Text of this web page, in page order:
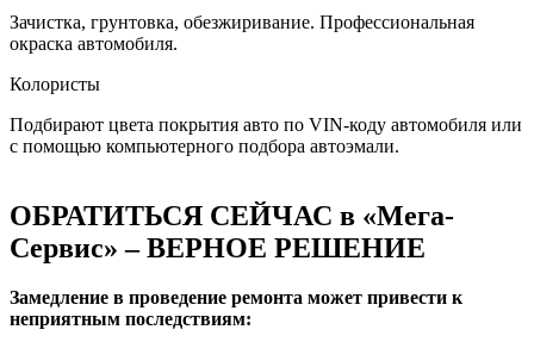
Зачистка, грунтовка, обезжиривание. Профессиональная
окраска автомобиля.
Колористы
Подбирают цвета покрытия авто по VIN-коду автомобиля или
с помощью компьютерного подбора автоэмали.
ОБРАТИТЬСЯ СЕЙЧАС в «Мега-
Сервис» – ВЕРНОЕ РЕШЕНИЕ
Замедление в проведение ремонта может привести к
неприятным последствиям: